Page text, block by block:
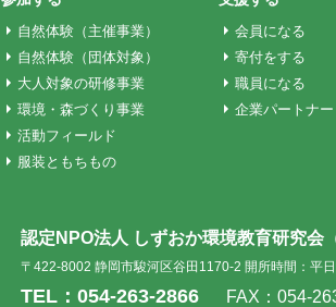
自然体験（主催事業）
自然体験（団体対象）
大人対象の研修事業
環境・森づくり事業
活動フィールド
服装ともちもの
会員になる
寄付をする
職員になる
企業パートナー
認定NPO法人 しずおか環境教育研究会
〒422-8002 静岡市駿河区谷田1170-2 開所時間：平
TEL： 054-263-2866 FAX：054-